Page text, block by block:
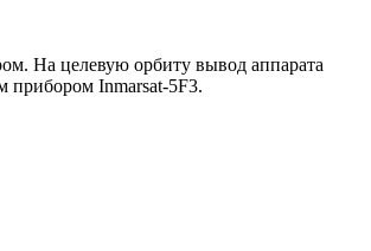
На целевую орбиту вывод аппарата
прибором Inmarsat-5F3.